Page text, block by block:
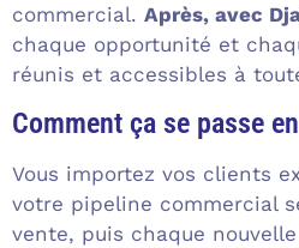
commercial. Après, avec
chaque opportunité et
réunis et accessibles à
Comment ça se passe
Vous importez vos clients
votre pipeline commercial
vente, puis chaque